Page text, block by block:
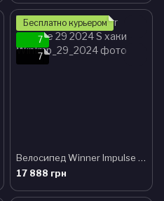
Бесплатно курьером
7
7
Велосипед Winner Impulse 29 2024 S хаки
17 888 грн